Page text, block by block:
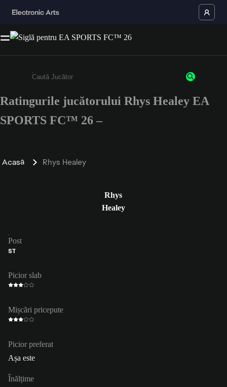
Enter a minimum of 3 characters or numbers
Ratingurile jucătorului Rhys Healey EA
SPORTS FC™ 26 –
Acasă Rhys Healey
Rhys
Healey
Post
ST
Picior slab
Mișcări pricepute
Picior preferat
Așa este
Înălțime